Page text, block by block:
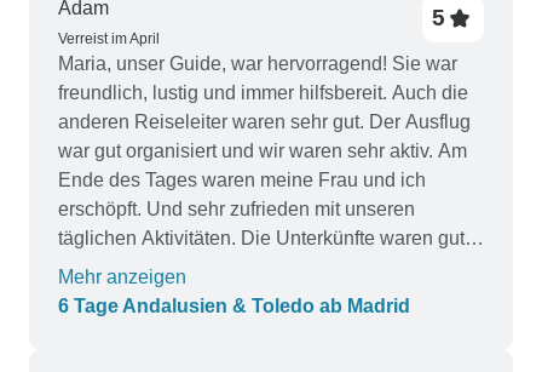
Adam
Verreist im April
5
Maria, unser Guide, war hervorragend! Sie war
freundlich, lustig und immer hilfsbereit. Auch die
anderen Reiseleiter waren sehr gut. Der Ausflug
war gut organisiert und wir waren sehr aktiv. Am
Ende des Tages waren meine Frau und ich
erschöpft. Und sehr zufrieden mit unseren
täglichen Aktivitäten. Die Unterkünfte waren gut,
größtenteils außerhalb des Stadtzentrums, was
für uns in Ordnung war. Das angebotene Essen
Mehr anzeigen
6 Tage Andalusien & Toledo ab Madrid